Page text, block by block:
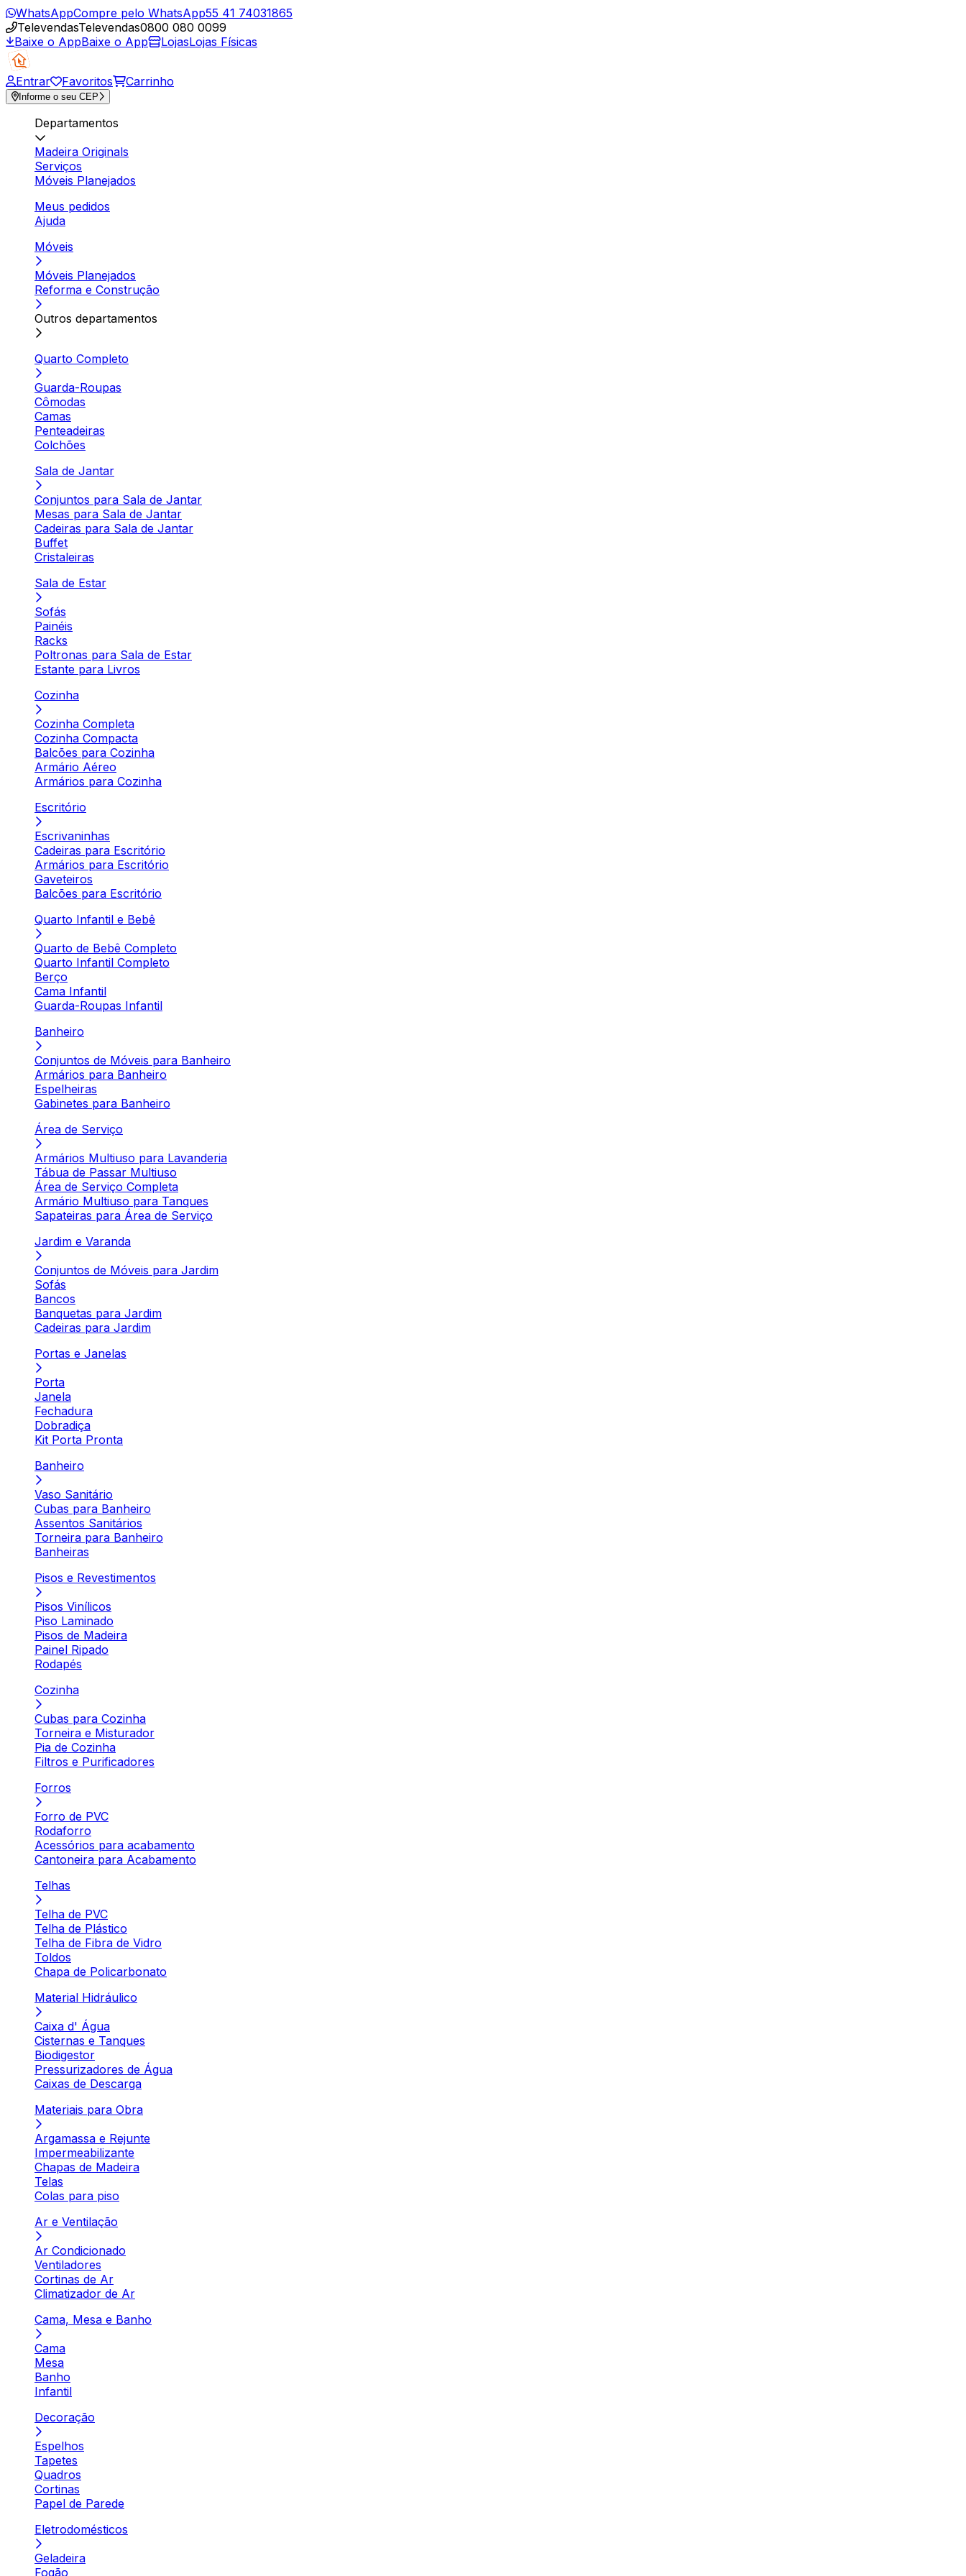
WhatsAppCompre pelo WhatsApp55 41 74031865
TelevendasTelevendas0800 080 0099
Baixe o AppBaixe o App LojasLojas Físicas
Entrar Favoritos Carrinho
Informe o seu CEP
Departamentos
Madeira Originals
Serviços
Móveis Planejados
Meus pedidos
Ajuda
Móveis
Móveis Planejados
Reforma e Construção
Outros departamentos
Quarto Completo
Guarda-Roupas
Cômodas
Camas
Penteadeiras
Colchões
Sala de Jantar
Conjuntos para Sala de Jantar
Mesas para Sala de Jantar
Cadeiras para Sala de Jantar
Buffet
Cristaleiras
Sala de Estar
Sofás
Painéis
Racks
Poltronas para Sala de Estar
Estante para Livros
Cozinha
Cozinha Completa
Cozinha Compacta
Balcões para Cozinha
Armário Aéreo
Armários para Cozinha
Escritório
Escrivaninhas
Cadeiras para Escritório
Armários para Escritório
Gaveteiros
Balcões para Escritório
Quarto Infantil e Bebê
Quarto de Bebê Completo
Quarto Infantil Completo
Berço
Cama Infantil
Guarda-Roupas Infantil
Banheiro
Conjuntos de Móveis para Banheiro
Armários para Banheiro
Espelheiras
Gabinetes para Banheiro
Área de Serviço
Armários Multiuso para Lavanderia
Tábua de Passar Multiuso
Área de Serviço Completa
Armário Multiuso para Tanques
Sapateiras para Área de Serviço
Jardim e Varanda
Conjuntos de Móveis para Jardim
Sofás
Bancos
Banquetas para Jardim
Cadeiras para Jardim
Portas e Janelas
Porta
Janela
Fechadura
Dobradiça
Kit Porta Pronta
Banheiro
Vaso Sanitário
Cubas para Banheiro
Assentos Sanitários
Torneira para Banheiro
Banheiras
Pisos e Revestimentos
Pisos Vinílicos
Piso Laminado
Pisos de Madeira
Painel Ripado
Rodapés
Cozinha
Cubas para Cozinha
Torneira e Misturador
Pia de Cozinha
Filtros e Purificadores
Forros
Forro de PVC
Rodaforro
Acessórios para acabamento
Cantoneira para Acabamento
Telhas
Telha de PVC
Telha de Plástico
Telha de Fibra de Vidro
Toldos
Chapa de Policarbonato
Material Hidráulico
Caixa d' Água
Cisternas e Tanques
Biodigestor
Pressurizadores de Água
Caixas de Descarga
Materiais para Obra
Argamassa e Rejunte
Impermeabilizante
Chapas de Madeira
Telas
Colas para piso
Ar e Ventilação
Ar Condicionado
Ventiladores
Cortinas de Ar
Climatizador de Ar
Cama, Mesa e Banho
Cama
Mesa
Banho
Infantil
Decoração
Espelhos
Tapetes
Quadros
Cortinas
Papel de Parede
Eletrodomésticos
Geladeira
Fogão